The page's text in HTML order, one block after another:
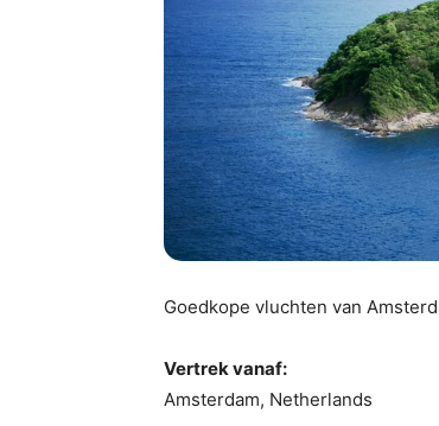
Goedkope vluchten van
Vertrek vanaf:
Amsterdam, Netherlands